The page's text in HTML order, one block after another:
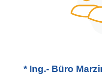
* Ing.- Büro